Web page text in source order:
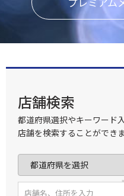
店舗検索
都道府県選択やキーワード
店舗を検索することができま